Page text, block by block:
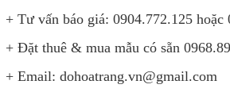
+ Tư vấn báo giá: 0904.772.125 hoặc
+ Đặt thuê & mua mẫu có sẵn
+ Email: dohoatrang.vn@gmail.com